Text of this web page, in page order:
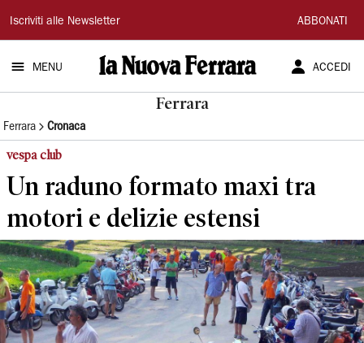
La
Nuova
Ferrara
Iscriviti alle Newsletter ABBONATI
MENU ACCEDI
Ferrara
Ferrara Cronaca
vespa club
Un raduno formato maxi tra
motori e delizie estensi